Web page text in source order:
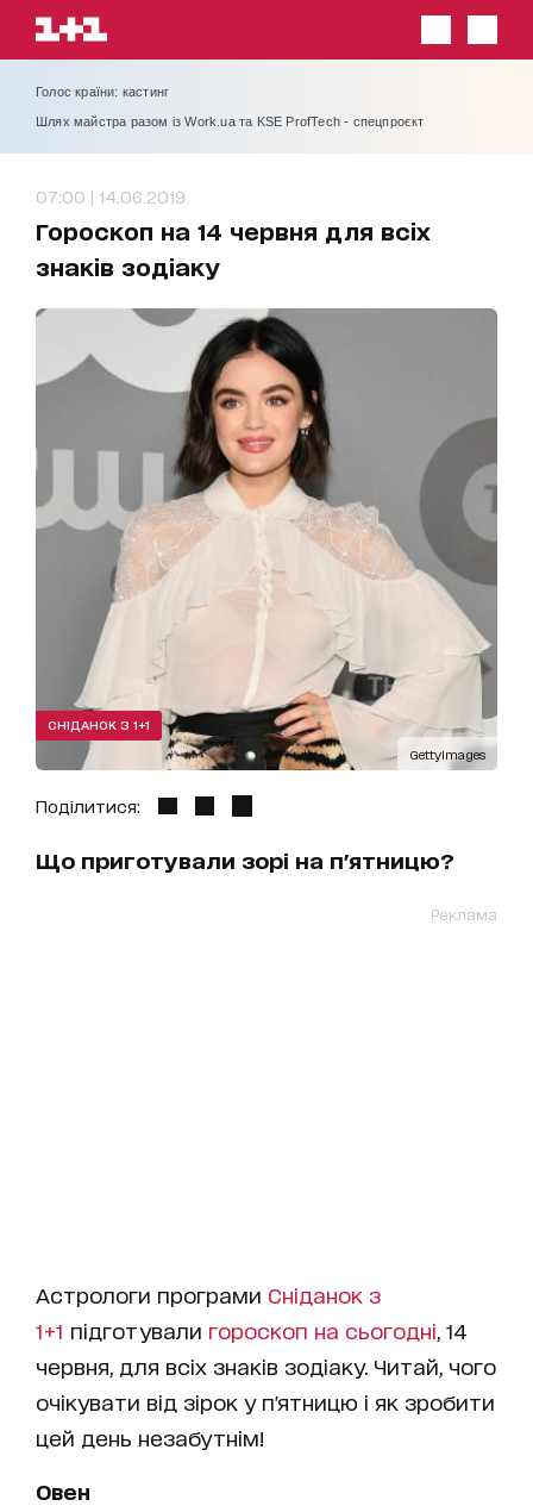
Голос країни: кастинг
Шлях майстра разом із Work.ua та KSE ProfTech - спецпроєкт
07:00 | 14.06.2019
Гороскоп на 14 червня для всіх
знаків зодіаку
GettyImages
СНІДАНОК З 1+1
Поділитися:
Що приготували зорі на п'ятницю?
Реклама
Астрологи програми Сніданок з
1+1 підготували гороскоп на cьогодні , 14
червня, для всіх знаків зодіаку. Читай, чого
очікувати від зірок у п'ятницю і як зробити
цей день незабутнім!
Овен